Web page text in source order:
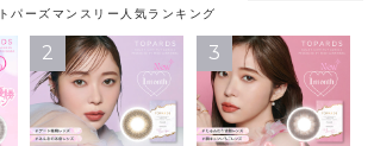
トパーズマンスリー人気ランキング
2 3